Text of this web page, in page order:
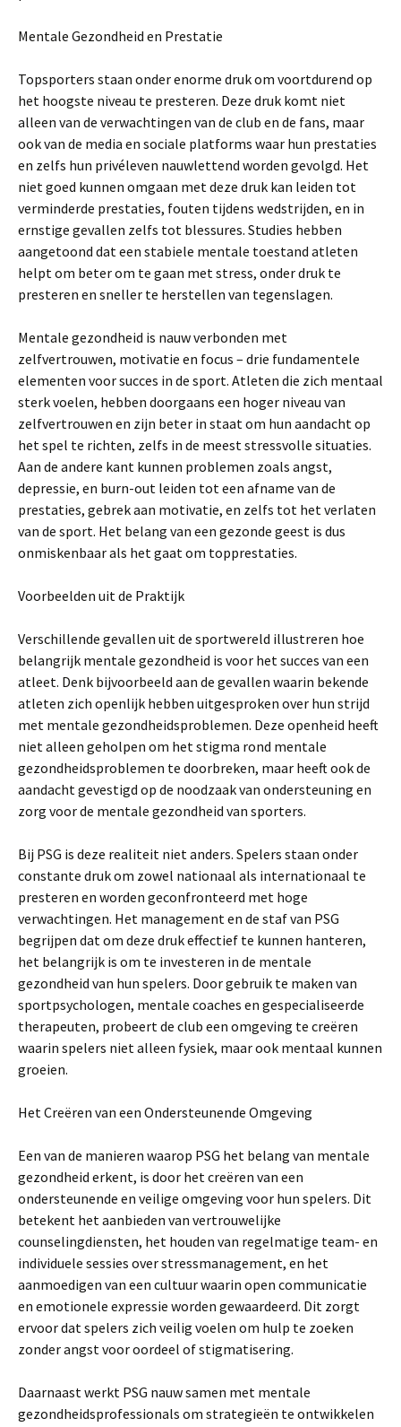
Mentale Gezondheid en Prestatie
Topsporters staan onder enorme druk om voortdurend op
het hoogste niveau te presteren. Deze druk komt niet
alleen van de verwachtingen van de club en de fans, maar
ook van de media en sociale platforms waar hun prestaties
en zelfs hun privéleven nauwlettend worden gevolgd. Het
niet goed kunnen omgaan met deze druk kan leiden tot
verminderde prestaties, fouten tijdens wedstrijden, en in
ernstige gevallen zelfs tot blessures. Studies hebben
aangetoond dat een stabiele mentale toestand atleten
helpt om beter om te gaan met stress, onder druk te
presteren en sneller te herstellen van tegenslagen.
Mentale gezondheid is nauw verbonden met
zelfvertrouwen, motivatie en focus – drie fundamentele
elementen voor succes in de sport. Atleten die zich mentaal
sterk voelen, hebben doorgaans een hoger niveau van
zelfvertrouwen en zijn beter in staat om hun aandacht op
het spel te richten, zelfs in de meest stressvolle situaties.
Aan de andere kant kunnen problemen zoals angst,
depressie, en burn-out leiden tot een afname van de
prestaties, gebrek aan motivatie, en zelfs tot het verlaten
van de sport. Het belang van een gezonde geest is dus
onmiskenbaar als het gaat om topprestaties.
Voorbeelden uit de Praktijk
Verschillende gevallen uit de sportwereld illustreren hoe
belangrijk mentale gezondheid is voor het succes van een
atleet. Denk bijvoorbeeld aan de gevallen waarin bekende
atleten zich openlijk hebben uitgesproken over hun strijd
met mentale gezondheidsproblemen. Deze openheid heeft
niet alleen geholpen om het stigma rond mentale
gezondheidsproblemen te doorbreken, maar heeft ook de
aandacht gevestigd op de noodzaak van ondersteuning en
zorg voor de mentale gezondheid van sporters.
Bij PSG is deze realiteit niet anders. Spelers staan onder
constante druk om zowel nationaal als internationaal te
presteren en worden geconfronteerd met hoge
verwachtingen. Het management en de staf van PSG
begrijpen dat om deze druk effectief te kunnen hanteren,
het belangrijk is om te investeren in de mentale
gezondheid van hun spelers. Door gebruik te maken van
sportpsychologen, mentale coaches en gespecialiseerde
therapeuten, probeert de club een omgeving te creëren
waarin spelers niet alleen fysiek, maar ook mentaal kunnen
groeien.
Het Creëren van een Ondersteunende Omgeving
Een van de manieren waarop PSG het belang van mentale
gezondheid erkent, is door het creëren van een
ondersteunende en veilige omgeving voor hun spelers. Dit
betekent het aanbieden van vertrouwelijke
counselingdiensten, het houden van regelmatige team- en
individuele sessies over stressmanagement, en het
aanmoedigen van een cultuur waarin open communicatie
en emotionele expressie worden gewaardeerd. Dit zorgt
ervoor dat spelers zich veilig voelen om hulp te zoeken
zonder angst voor oordeel of stigmatisering.
Daarnaast werkt PSG nauw samen met mentale
gezondheidsprofessionals om strategieën te ontwikkelen